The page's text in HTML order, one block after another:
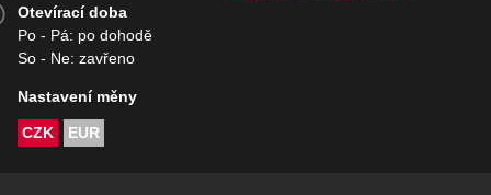
Otevírací doba
Po - Pá: po dohodě
So - Ne: zavřeno
Nastavení měny
CZK EUR